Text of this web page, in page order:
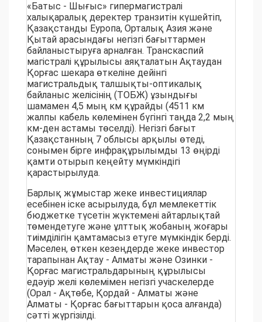
«Батыс - Шығыс» гипермагистралі
халықаралық деректер транзитін күшейтіп,
Қазақстанды Еуропа, Орталық Азия және
Қытай арасындағы негізгі бағыттармен
байланыстыруға арналған. Транскаспий
магістралі құрылысы аяқталатын Ақтаудан
Қорғас шекара өткеліне дейінгі
магистральдық талшықты-оптикалық
байланыс желісінің (ТОБЖ) ұзындығы
шамамен 4,5 мың км құрайды (4511 км
жалпы кабель көлемінен бүгінгі таңда 2,2 мың
км-ден астамы төселді). Негізгі бағыт
Қазақстанның 7 облысы арқылы өтеді,
сонымен бірге инфрақұрылымды 13 өңірді
қамти отырып кеңейту мүмкіндігі
қарастырылуда.
Барлық жұмыстар жеке инвестициялар
есебінен іске асырылуда, бұл мемлекеттік
бюджетке түсетін жүктемені айтарлықтай
төмендетуге және ұлттық жобаның жоғары
тиімділігін қамтамасыз етуге мүмкіндік берді.
Мәселен, өткен кезеңдерде жеке инвестор
тарапынан Ақтау - Алматы және Озинки -
Қорғас магистральдарының құрылысы
едәуір желі көлемімен негізгі учаскелерде
(Орал - Ақтөбе, Қордай - Алматы және
Алматы - Қорғас бағыттарын қоса алғанда)
сәтті жүргізілді.